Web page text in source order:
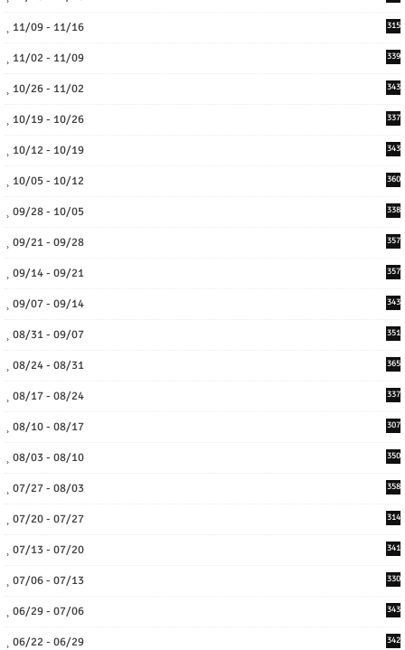
11/09 - 11/16 315
11/02 - 11/09 339
10/26 - 11/02 343
10/19 - 10/26 337
10/12 - 10/19 343
10/05 - 10/12 360
09/28 - 10/05 338
09/21 - 09/28 357
09/14 - 09/21 357
09/07 - 09/14 343
08/31 - 09/07 351
08/24 - 08/31 365
08/17 - 08/24 337
08/10 - 08/17 307
08/03 - 08/10 350
07/27 - 08/03 358
07/20 - 07/27 314
07/13 - 07/20 341
07/06 - 07/13 330
06/29 - 07/06 343
06/22 - 06/29 342